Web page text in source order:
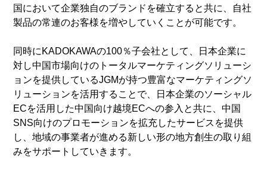
国において企業独自のブランドを確立すると共に、自社
製品の常連のお客様を増やしていくことが可能です。
同時にKADOKAWAの100％子会社として、日本企業に
対し中国市場向けのトータルマーケティングソリューシ
ョンを提供しているJGMが持つ豊富なマーケティングソ
リューションを活用することで、日本企業のソーシャル
ECを活用した中国向け越境ECへの参入と共に、中国
SNS向けのプロモーションを拡充したサービスを提供
し、地域の事業者が進める新しい形の地方創生の取り組
みをサポートしていきます。